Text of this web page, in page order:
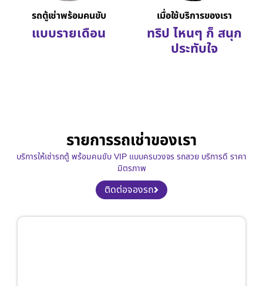
รถตู้เช่าพร้อมคนขับ
แบบรายเดือน
เมื่อใช้บริการของเรา
ทริป ไหนๆ ก็ สนุก
ประทับใจ
รายการรถเช่าของเรา
บริการให้เช่ารถตู้ พร้อมคนขับ VIP แบบครบวงจร รถสวย บริการดี ราคา
มิตรภาพ
ติดต่อจองรถ